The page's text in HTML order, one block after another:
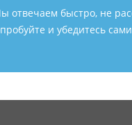
отвечаем быстро, не
и убедитесь